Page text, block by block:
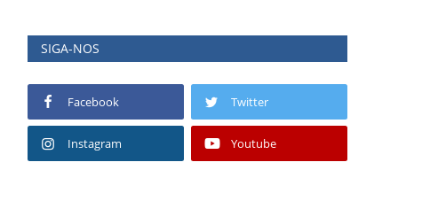
SIGA-NOS
Facebook Twitter
Instagram Youtube